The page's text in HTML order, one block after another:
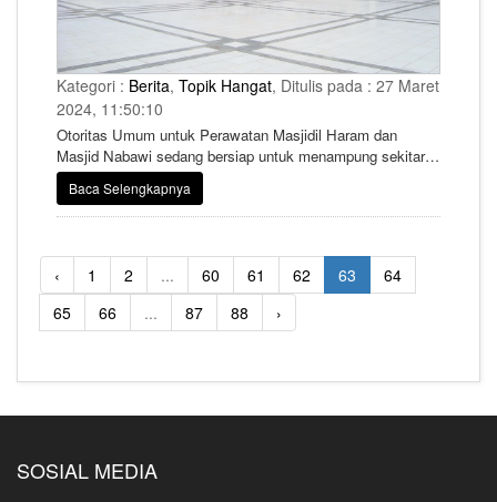
Kategori : Berita, Topik Hangat, Ditulis pada : 27 Maret
2024, 11:50:10
Otoritas Umum untuk Perawatan Masjidil Haram dan
Masjid Nabawi sedang bersiap untuk menampung sekitar
90.000 jamaah dan orang yang berpuasa setiap hari di atap
Masjid Nabawi selama Ramadhan.
Baca Selengkapnya
‹ 1 2 ... 60 61 62 63
64
65
66 ... 87 88 ›
SOSIAL MEDIA